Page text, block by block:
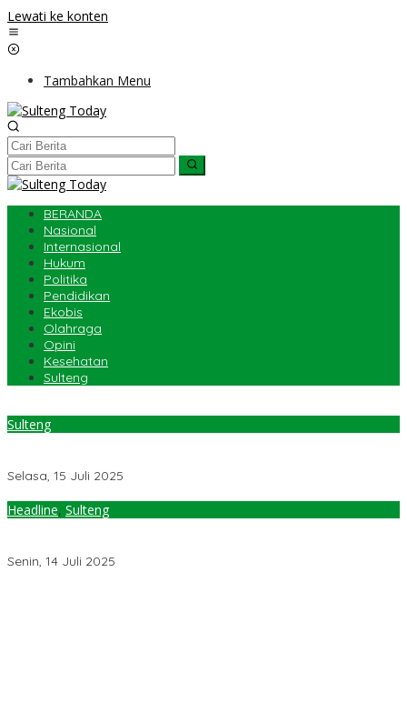
Lewati ke konten
Tambahkan Menu
BERANDA
Nasional
Internasional
Hukum
Politika
Pendidikan
Ekobis
Olahraga
Opini
Kesehatan
Sulteng
Sulteng
Selasa, 15 Juli 2025
Headline, Sulteng
Senin, 14 Juli 2025